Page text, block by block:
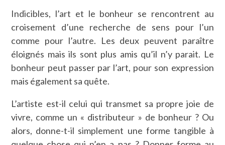
Indicibles, l’art et le bonheur se rencontrent au
croisement d’une recherche de sens pour l’un
comme pour l’autre. Les deux peuvent paraître
éloignés mais ils sont plus amis qu’il n’y parait. Le
bonheur peut passer par l’art, pour son expression
mais également sa quête.
L’artiste est-il celui qui transmet sa propre joie de
vivre, comme un « distributeur » de bonheur ? Ou
alors, donne-t-il simplement une forme tangible à